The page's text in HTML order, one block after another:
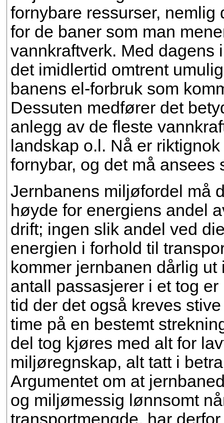
fornybare ressurser, nemlig
for de baner som man
vannkraftverk. Med dagens
det imidlertid omtrent
banens el-forbruk som
Dessuten medfører det
anlegg av de fleste
landskap o.l. Nå er
fornybar, og det må ansees
Jernbanens miljøfordel må
høyde for energiens andel
drift; ingen slik andel ved
energien i forhold til
kommer jernbanen dårlig
antall passasjerer i et tog
tid der det også kreves
time på en bestemt
del tog kjøres med alt for
miljøregnskap, alt tatt i
Argumentet om at
og miljømessig lønnsomt
transportmengde, har